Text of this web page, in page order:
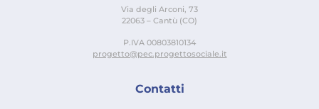
Via degli Arconi, 73
22063 – Cantù (CO)
P.IVA 00803810134
progetto@pec.progettosociale.it
Contatti